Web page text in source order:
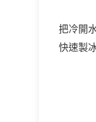
把冷開
快速製